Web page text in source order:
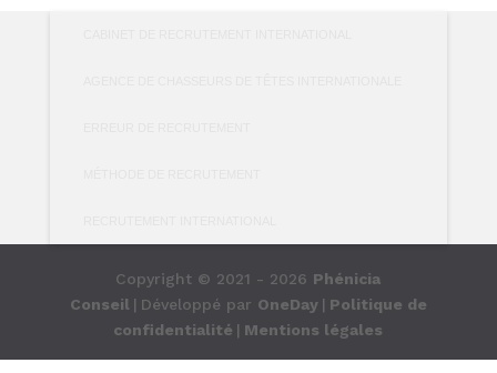
Copyright © 2021 - 2026 Phénicia
Conseil | Développé par OneDay | Politique de
confidentialité | Mentions légales